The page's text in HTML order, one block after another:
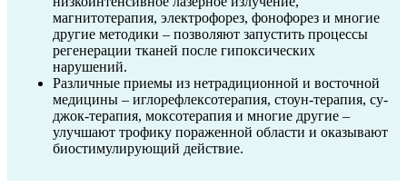
магнитотерапия, электрофорез, фонофорез и многие
другие методики – позволяют запустить процессы
регенерации тканей после гипоксических
нарушений.
Различные приемы из нетрадиционной и восточной
медицины – иглорефлексотерапия, стоун-терапия, су-
джок-терапия, моксотерапия и многие другие –
улучшают трофику пораженной области и оказывают
биостимулирующий действие.